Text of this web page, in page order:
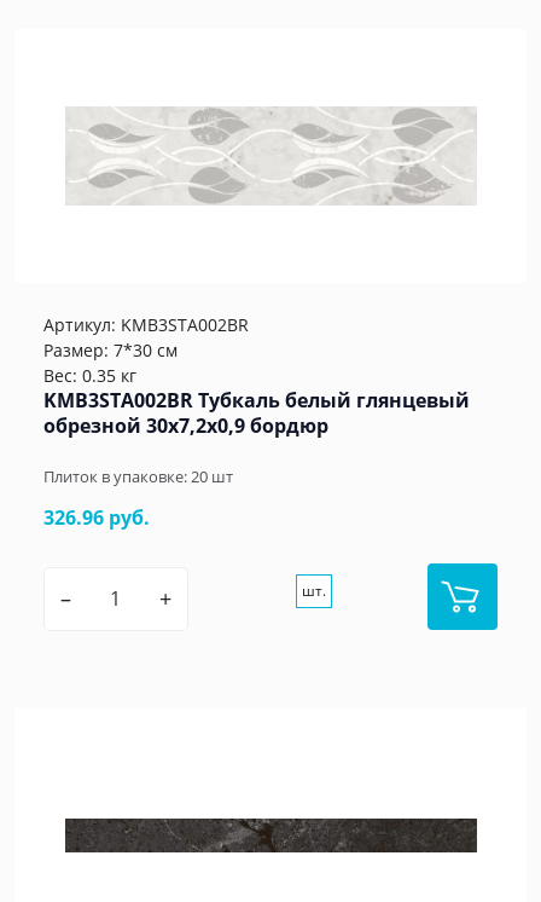
Артикул: KMB3STA002BR
Размер: 7*30 см
Вес: 0.35 кг
KMB3STA002BR Тубкаль белый глянцевый
обрезной 30x7,2x0,9 бордюр
Плиток в упаковке:20 шт
326.96 руб.
– + шт.